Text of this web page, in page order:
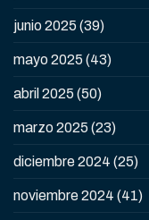
junio 2025 (39)
mayo 2025 (43)
abril 2025 (50)
marzo 2025 (23)
diciembre 2024 (25)
noviembre 2024 (41)